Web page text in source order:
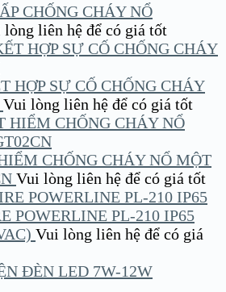
CHỐNG CHÁY NỔ
lòng liên hệ để có giá tốt
HỢP SỰ CỐ CHỐNG CHÁY
Vui lòng liên hệ để có giá tốt
CHỐNG CHÁY NỔ MỘT
Vui lòng liên hệ để có giá tốt
POWERLINE PL-210 IP65
Vui lòng liên hệ để có giá